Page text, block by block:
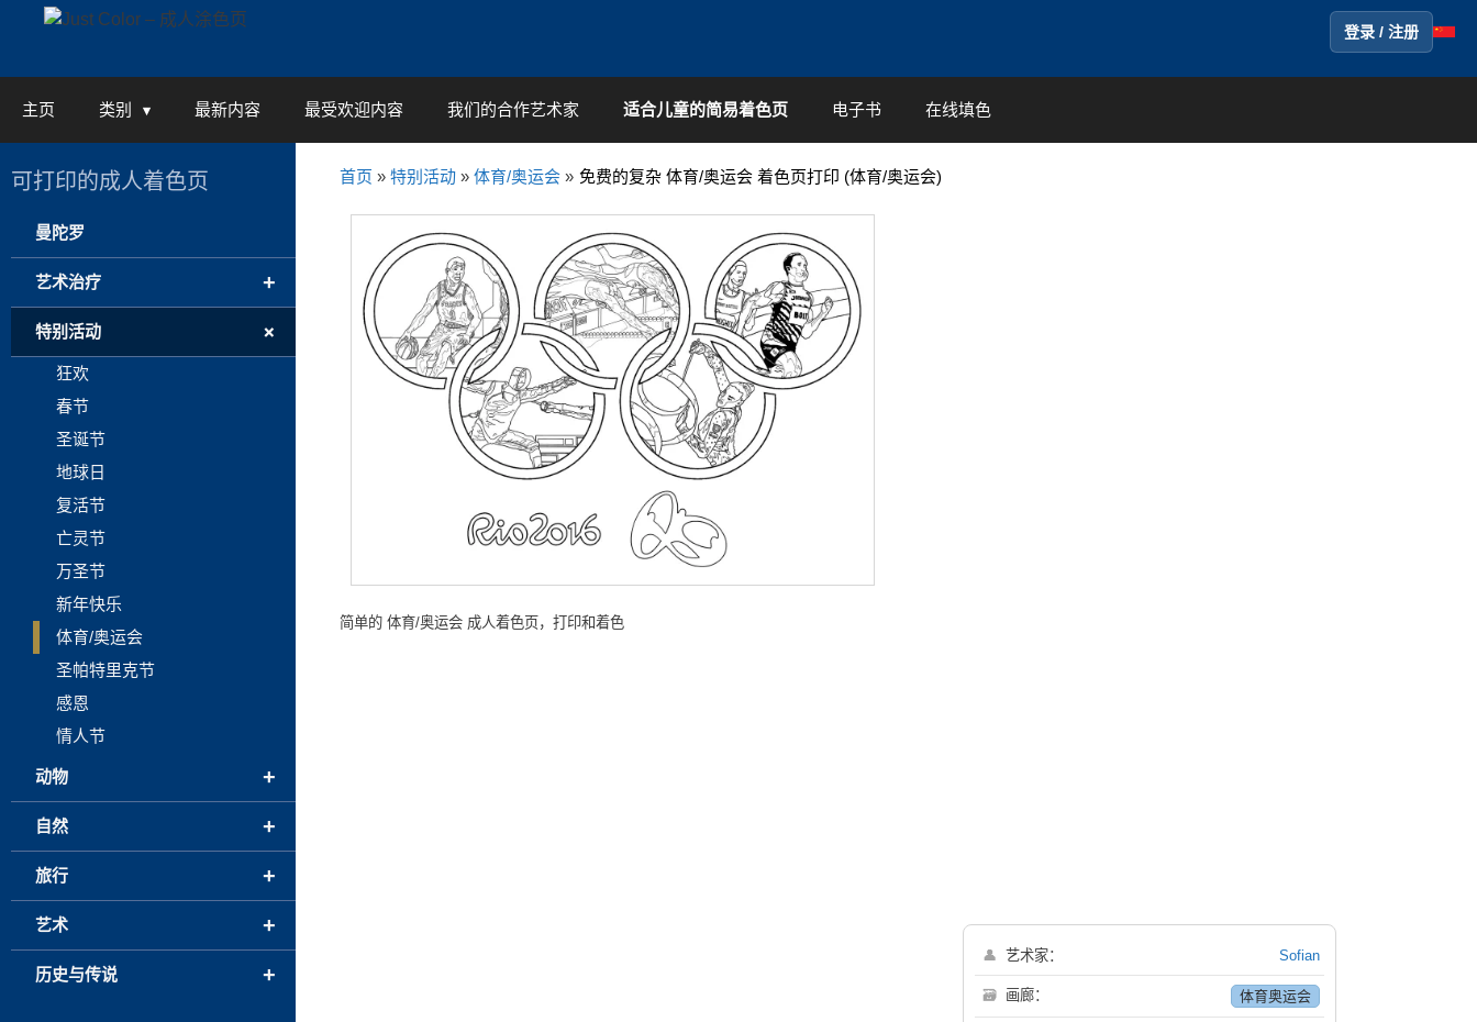
登录 / 注册
主页 类别 最新内容 最受欢迎内容 我们的合作艺术家 适合儿童的简易着色页 电子书 在线填色
首页 » 特别活动» 体育/奥运会» 免费的复杂 体育/奥运会 着色页打印 (体育/奥运会)
简单的 体育/奥运会 成人着色页，打印和着色
👤 艺术家： Sofian
🗃 画廊： 体育奥运会
可打印的成人着色页
曼陀罗
+
艺术治疗
+
特别活动
狂欢
春节
圣诞节
地球日
复活节
亡灵节
万圣节
新年快乐
体育/奥运会
圣帕特里克节
感恩
情人节
+
动物
+
自然
+
旅行
+
艺术
+
历史与传说